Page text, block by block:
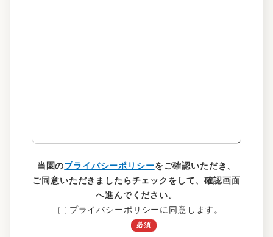
当園のプライバシーポリシーをご確認いただき、
ご同意いただきましたらチェックをして、確認画面
へ進んでください。
プライバシーポリシーに同意します。